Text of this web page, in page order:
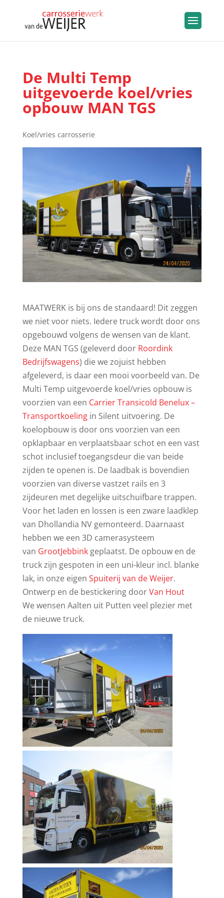
De Multi Temp
uitgevoerde koel/vries
opbouw MAN TGS
Koel/vries carrosserie
MAATWERK is bij ons de standaard! Dit zeggen
we niet voor niets. Iedere truck wordt door ons
opgebouwd volgens de wensen van de klant.
Deze MAN TGS (geleverd door Roordink
Bedrijfswagens) die we zojuist hebben
afgeleverd, is daar een mooi voorbeeld van. De
Multi Temp uitgevoerde koel/vries opbouw is
voorzien van een Carrier Transicold Benelux –
Transportkoelingin Silent uitvoering. De
koelopbouw is door ons voorzien van een
opklapbaar en verplaatsbaar schot en een vast
schotinclusief toegangsdeur die van beide
zijden te openen is. De laadbak is bovendien
voorzien van diverse vastzet rails en 3
zijdeuren met degelijke uitschuifbare trappen.
Voor het laden en lossen is een zware laadklep
van Dhollandia NV gemonteerd. Daarnaast
hebben we een 3D camerasysteem
van GrootJebbinkgeplaatst. De opbouw en de
truck zijn gespoten in een uni-kleur incl. blanke
lak, in onze eigen Spuiterij van de Weijer.
Ontwerp en de bestickering doorVan Hout
We wensen Aalten uit Putten veel plezier met
de nieuwe truck.